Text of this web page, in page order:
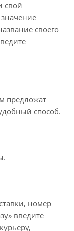
свой
своего
предложат
способ.
номер
введите